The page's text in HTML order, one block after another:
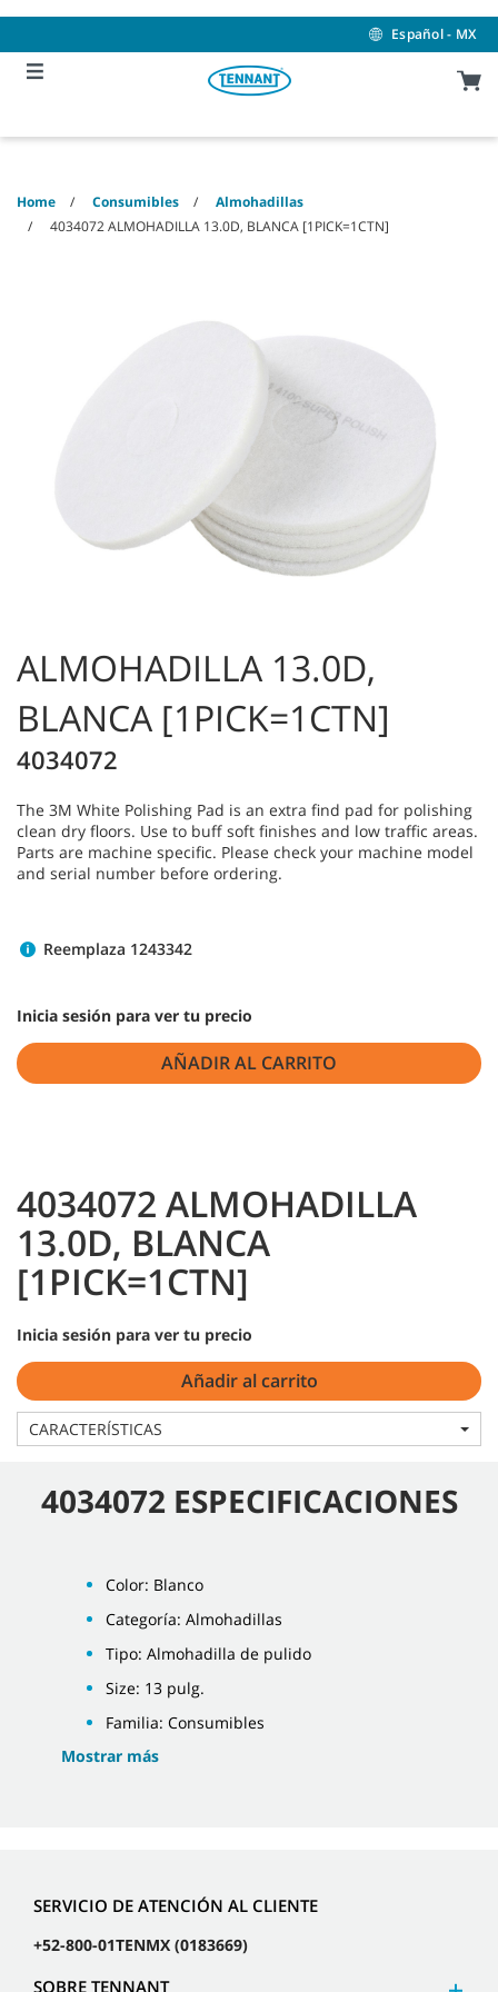
content
navigation
menu
Español - MX
Home Consumibles
Almohadillas
4034072 ALMOHADILLA 13.0D, BLANCA [1PICK=1CTN]
ALMOHADILLA 13.0D,
BLANCA [1PICK=1CTN]
4034072
The 3M White Polishing Pad is an extra find pad for polishing
clean dry floors. Use to buff soft finishes and low traffic areas.
Parts are machine specific. Please check your machine model
and serial number before ordering.
Reemplaza 1243342
Inicia sesión para ver tu precio
AÑADIR AL CARRITO
4034072 ALMOHADILLA
13.0D, BLANCA
[1PICK=1CTN]
Inicia sesión para ver tu precio
Añadir al carrito
CARACTERÍSTICAS
4034072 ESPECIFICACIONES
Color: Blanco
Categoría: Almohadillas
Tipo: Almohadilla de pulido
Size: 13 pulg.
Familia: Consumibles
Mostrar más
SERVICIO DE ATENCIÓN AL CLIENTE
+52-800-01TENMX (0183669)
SOBRE TENNANT